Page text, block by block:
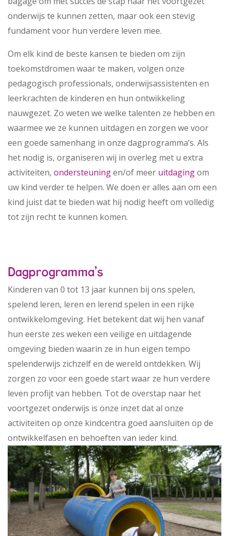
onderwijs te kunnen zetten, maar ook een stevig
fundament voor hun verdere leven mee.
Om elk kind de beste kansen te bieden om zijn
toekomstdromen waar te maken, volgen onze
pedagogisch professionals, onderwijsassistenten en
leerkrachten de kinderen en hun ontwikkeling
nauwgezet. Zo weten we welke talenten ze hebben en
waarmee we ze kunnen uitdagen en zorgen we voor
een goede samenhang in onze dagprogramma’s. Als
het nodig is, organiseren wij in overleg met u extra
activiteiten, ondersteuningen/of meer uitdagingom
uw kind verder te helpen. We doen er alles aan om een
kind juist dat te bieden wat hij nodig heeft om volledig
tot zijn recht te kunnen komen.
Dagprogramma's
Kinderen van 0 tot 13 jaar kunnen bij ons spelen,
spelend leren, leren en lerend spelen in een rijke
ontwikkelomgeving. Het betekent dat wij hen vanaf
hun eerste zes weken een veilige en uitdagende
omgeving bieden waarin ze in hun eigen tempo
spelenderwijs zichzelf en de wereld ontdekken. Wij
zorgen zo voor een goede start waar ze hun verdere
leven profijt van hebben. Tot de overstap naar het
voortgezet onderwijs is onze inzet dat al onze
activiteiten op onze kindcentra goed aansluiten op de
ontwikkelfasen en behoeften van ieder kind.